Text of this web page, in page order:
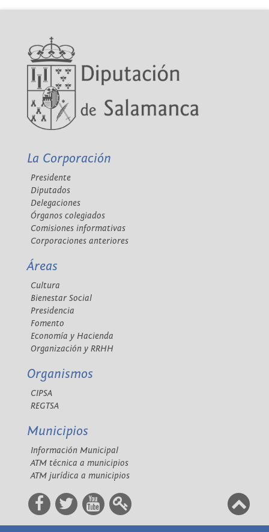
La Corporación
Presidente
Diputados
Delegaciones
Órganos colegiados
Comisiones informativas
Corporaciones anteriores
Áreas
Cultura
Bienestar Social
Presidencia
Fomento
Economía y Hacienda
Organización y RRHH
Organismos
CIPSA
REGTSA
Municipios
Información Municipal
ATM técnica a municipios
ATM jurídica a municipios